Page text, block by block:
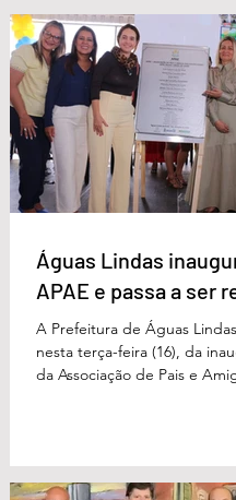
um papel fundamental na
gerações. Durante o
de Educação, Denildson
fórum nasceu do desejo de
educadores muito mais do
Águas Lindas
APAE e passa a ser
A Prefeitura de Águas
nesta terça-feira (16), da
da Associação de Pais e
avanço nas políticas
especializada e